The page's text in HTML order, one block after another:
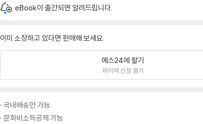
eBook이 출간되면 알려드립니다.
이미 소장하고 있다면 판매해 보세요.
예스24에 팔기
바이백 신청 불가
국내배송만 가능
문화비소득공제 가능